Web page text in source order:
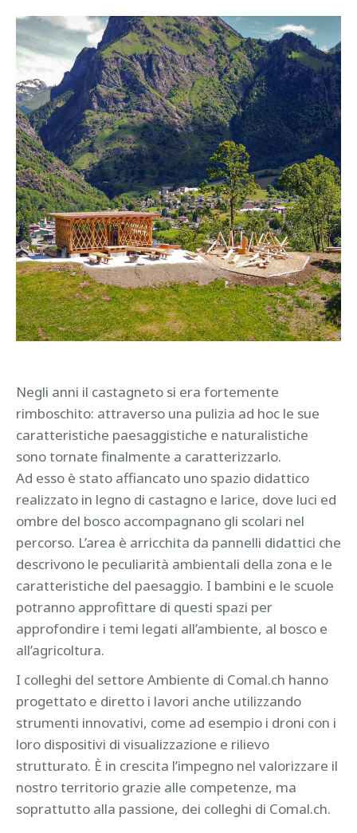
Negli anni il castagneto si era fortemente
rimboschito: attraverso una pulizia ad hoc le sue
caratteristiche paesaggistiche e naturalistiche
sono tornate finalmente a caratterizzarlo.
Ad esso è stato affiancato uno spazio didattico
realizzato in legno di castagno e larice, dove luci ed
ombre del bosco accompagnano gli scolari nel
percorso. L’area è arricchita da pannelli didattici che
descrivono le peculiarità ambientali della zona e le
caratteristiche del paesaggio. I bambini e le scuole
potranno approfittare di questi spazi per
approfondire i temi legati all’ambiente, al bosco e
all’agricoltura.
I colleghi del settore Ambiente di Comal.ch hanno
progettato e diretto i lavori anche utilizzando
strumenti innovativi, come ad esempio i droni con i
loro dispositivi di visualizzazione e rilievo
strutturato. È in crescita l’impegno nel valorizzare il
nostro territorio grazie alle competenze, ma
soprattutto alla passione, dei colleghi di Comal.ch.